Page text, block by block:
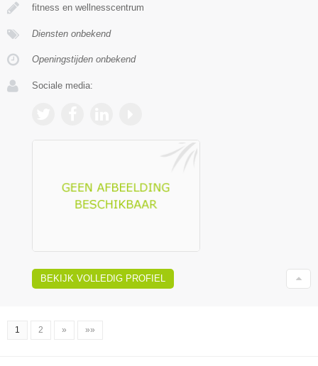
fitness en wellnesscentrum
Diensten onbekend
Openingstijden onbekend
Sociale media:
BEKIJK VOLLEDIG PROFIEL
1 2 » »»